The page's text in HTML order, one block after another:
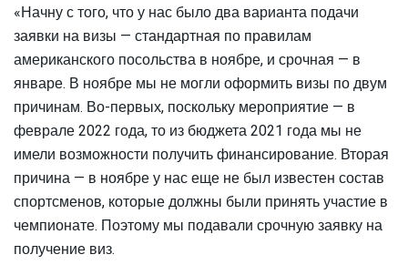
«Начну с того, что у нас было два варианта подачи
заявки на визы — стандартная по правилам
американского посольства в ноябре, и срочная — в
январе. В ноябре мы не могли оформить визы по двум
причинам. Во-первых, поскольку мероприятие — в
феврале 2022 года, то из бюджета 2021 года мы не
имели возможности получить финансирование. Вторая
причина — в ноябре у нас еще не был известен состав
спортсменов, которые должны были принять участие в
чемпионате. Поэтому мы подавали срочную заявку на
получение виз.